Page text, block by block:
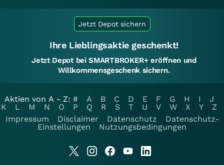
Jetzt Depot sichern
Ihre Lieblingsaktie geschenkt!
Jetzt Depot bei SMARTBROKER+ eröffnen und
Willkommensgeschenk sichern.
Aktien von A - Z: # A B C D E F G H I
J
K
L M N O P Q R S T U V W X Y
Z
Impressum
Disclaimer Datenschutz
Datenschutz-
Einstellungen
Nutzungsbedingungen